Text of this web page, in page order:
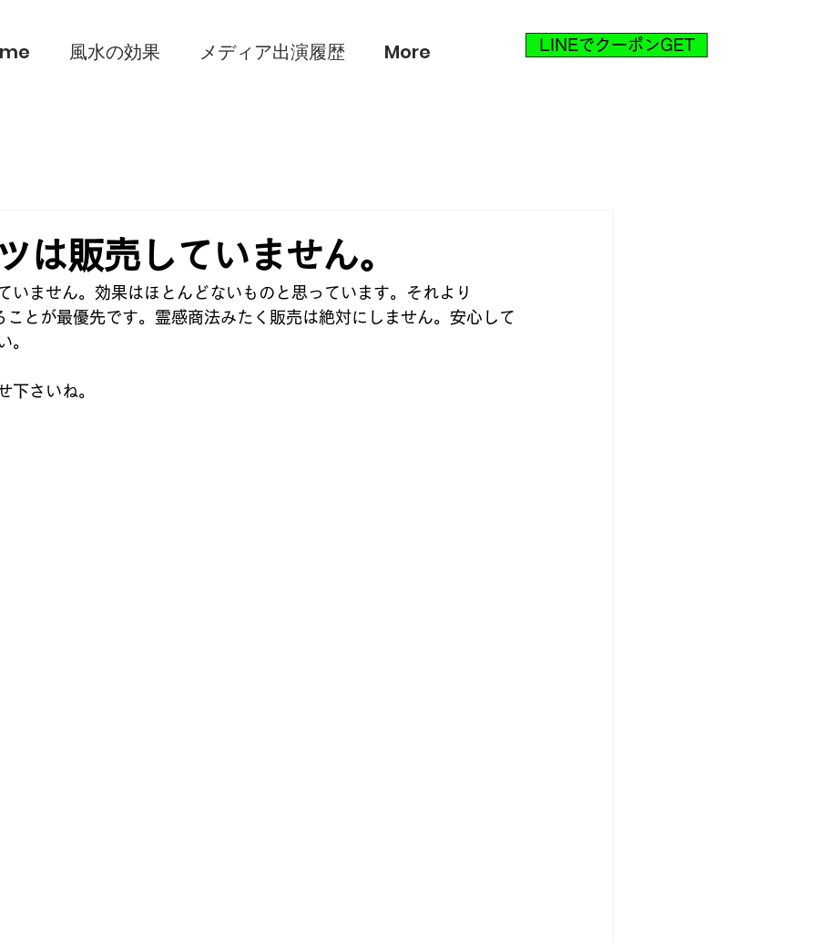
風水の効果 メディア出演履歴 More LINEでクーポンGET
は販売していません。
いません。効果はほとんどないものと思っています。それより
ことが最優先です。霊感商法みたく販売は絶対にしません。安心して
。
下さいね。